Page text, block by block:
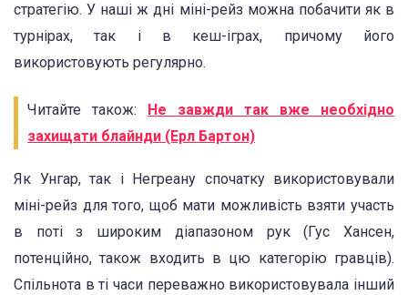
стратегію. У наші ж дні міні-рейз можна побачити як в
турнірах, так і в кеш-іграх, причому його
використовують регулярно.
Читайте також:
Не завжди так вже необхідно
захищати блайнди (Ерл Бартон)
Як Унгар, так і Негреану спочатку використовували
міні-рейз для того, щоб мати можливість взяти участь
в поті з широким діапазоном рук (Гус Хансен,
потенційно, також входить в цю категорію гравців).
Спільнота в ті часи переважно використовувала інший